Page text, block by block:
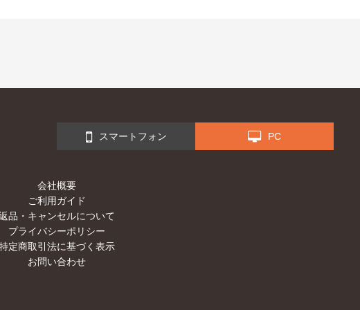
スマートフォン PC
会社概要
ご利用ガイド
品・キャンセルについて
プライバシーポリシー
定商取引法に基づく表示
お問い合わせ